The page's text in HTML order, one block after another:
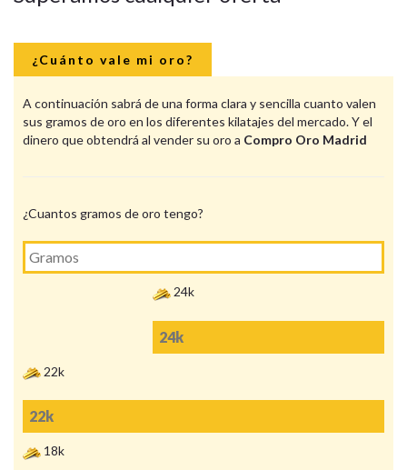
¿Cuánto vale mi oro?
A continuación sabrá de una forma clara y sencilla cuanto valen
sus gramos de oro en los diferentes kilatajes del mercado. Y el
dinero que obtendrá al vender su oro a Compro Oro Madrid
¿Cuantos gramos de oro tengo?
24k
22k
18k